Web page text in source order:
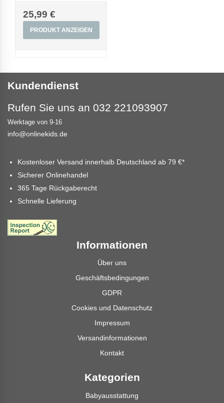
25,99 €
PRODUKT ANZEIGEN
Kundendienst
Rufen Sie uns an 032 221093907
Werktage von 9-16
info@onlinekids.de
Kostenloser Versand innerhalb Deutschland ab 79 €*
Sicherer Onlinehandel
365 Tage Rückgaberecht
Schnelle Lieferung
Informationen
Über uns
Geschäftsbedingungen
GDPR
Cookies und Datenschutz
Impressum
Versandinformationen
Kontakt
Kategorien
Babyausstattung